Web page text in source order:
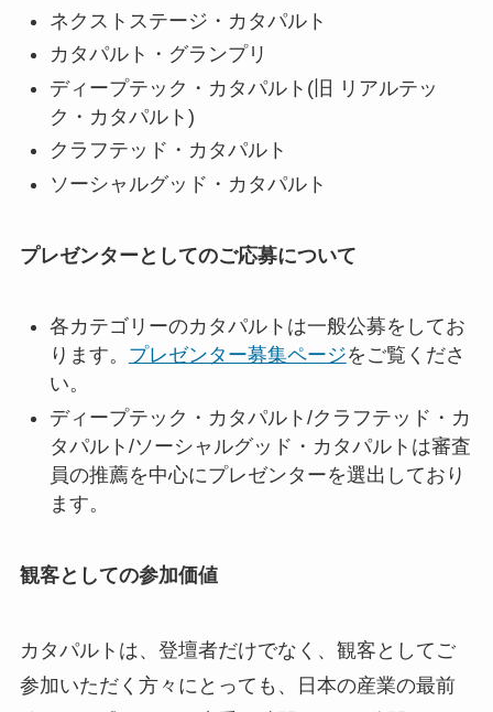
ネクストステージ・カタパルト
カタパルト・グランプリ
ディープテック・カタパルト(旧 リアルテッ
ク・カタパルト)
クラフテッド・カタパルト
ソーシャルグッド・カタパルト
プレゼンターとしてのご応募について
各カテゴリーのカタパルトは一般公募をしてお
ります。 プレゼンター募集ページをご覧くださ
い。
ディープテック・カタパルト/クラフテッド・カ
タパルト/ソーシャルグッド・カタパルトは審査
員の推薦を中心にプレゼンターを選出しており
ます。
観客としての参加価値
カタパルトは、登壇者だけでなく、観客としてご
参加いただく方々にとっても、日本の産業の最前